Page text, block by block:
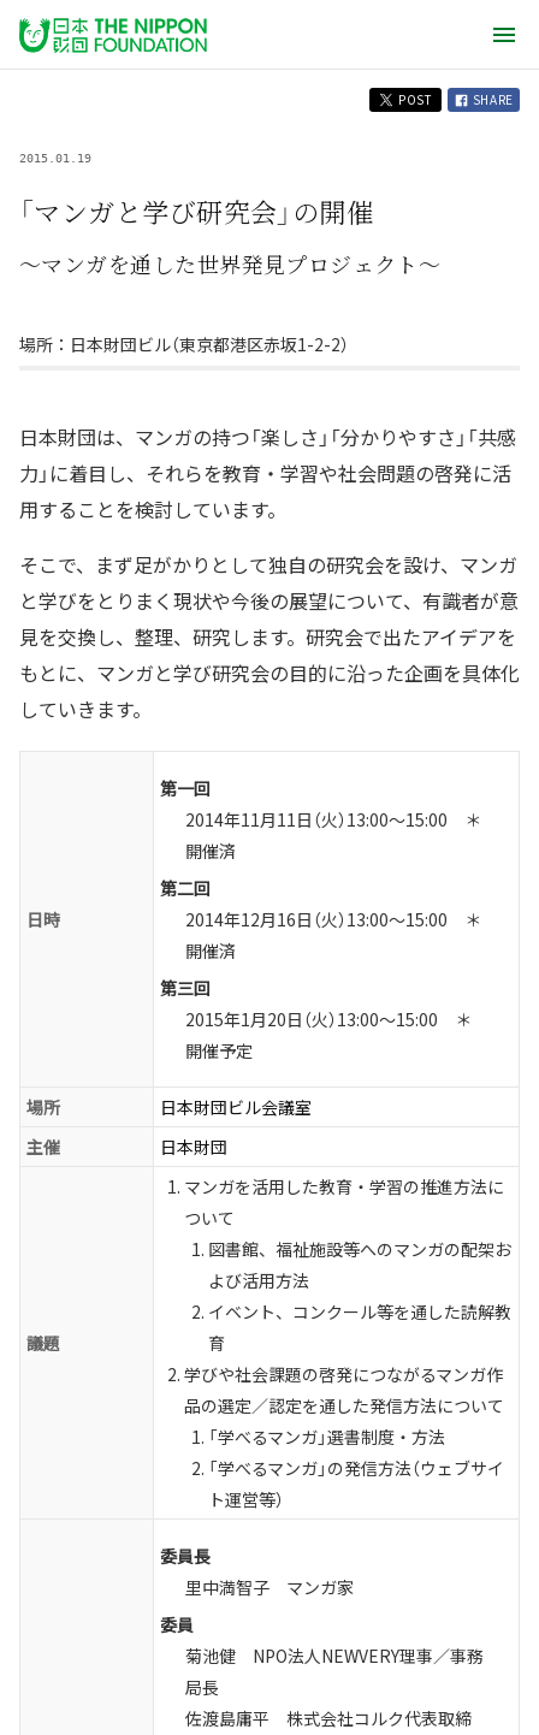
POST SHARE
2015.01.19
「マンガと学び研究会」の開催
〜マンガを通した世界発見プロジェクト〜
場所：日本財団ビル（東京都港区赤坂1-2-2）
日本財団は、マンガの持つ「楽しさ」「分かりやすさ」「共感
力」に着目し、それらを教育・学習や社会問題の啓発に活
用することを検討しています。
そこで、まず足がかりとして独自の研究会を設け、マンガ
と学びをとりまく現状や今後の展望について、有識者が意
見を交換し、整理、研究します。研究会で出たアイデアを
もとに、マンガと学び研究会の目的に沿った企画を具体化
していきます。
日時
第一回
2014年11月11日（火）13:00〜15:00 ＊
開催済
第二回
2014年12月16日（火）13:00〜15:00 ＊
開催済
第三回
2015年1月20日（火）13:00〜15:00 ＊
開催予定
場所
日本財団ビル会議室
主催
日本財団
議題
マンガを活用した教育・学習の推進方法に
ついて
図書館、福祉施設等へのマンガの配架お
よび活用方法
イベント、コンクール等を通した読解教
育
学びや社会課題の啓発につながるマンガ作
品の選定／認定を通した発信方法について
「学べるマンガ」選書制度・方法
「学べるマンガ」の発信方法（ウェブサイ
ト運営等）
委員長
里中満智子 マンガ家
委員
菊池健 NPO法人NEWVERY理事／事務
局長
佐渡島庸平 株式会社コルク代表取締